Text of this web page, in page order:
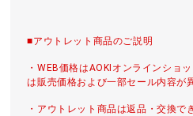
■アウトレット商品のご説明
・WEB価格はAOKIオンラインショ
は販売価格および一部セール内容が
・アウトレット商品は返品・交換で